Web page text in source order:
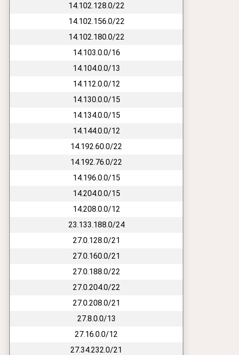
14.102.128.0/22
14.102.156.0/22
14.102.180.0/22
14.103.0.0/16
14.104.0.0/13
14.112.0.0/12
14.130.0.0/15
14.134.0.0/15
14.144.0.0/12
14.192.60.0/22
14.192.76.0/22
14.196.0.0/15
14.204.0.0/15
14.208.0.0/12
23.133.188.0/24
27.0.128.0/21
27.0.160.0/21
27.0.188.0/22
27.0.204.0/22
27.0.208.0/21
27.8.0.0/13
27.16.0.0/12
27.34.232.0/21